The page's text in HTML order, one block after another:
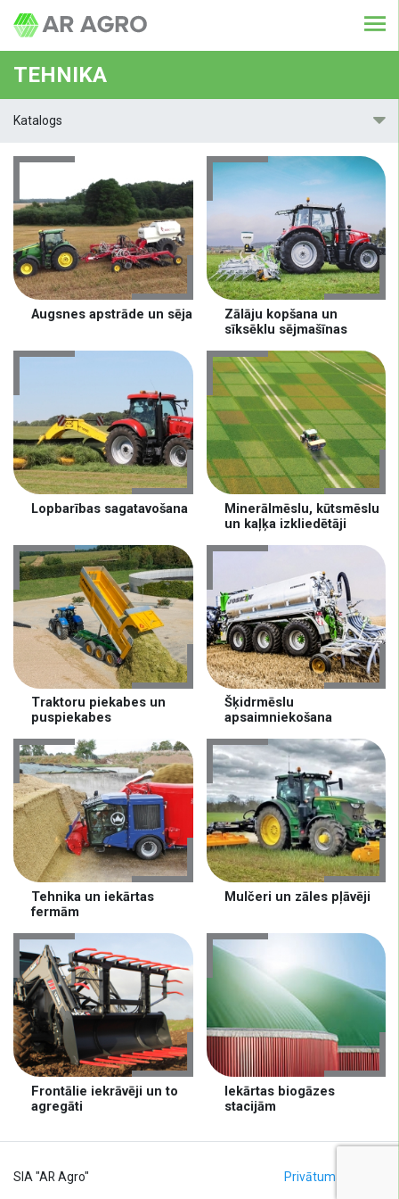
TEHNIKA
Katalogs
Augsnes apstrāde un sēja
Zālāju kopšana un
sīksēklu sējmašīnas
Lopbarības sagatavošana
Minerālmēslu, kūtsmēslu
un kaļķa izkliedētāji
Traktoru piekabes un
puspiekabes
Šķidrmēslu
apsaimniekošana
Tehnika un iekārtas
fermām
Mulčeri un zāles pļāvēji
Frontālie iekrāvēji un to
agregāti
Iekārtas biogāzes
stacijām
SIA "AR Agro" Privātuma politika